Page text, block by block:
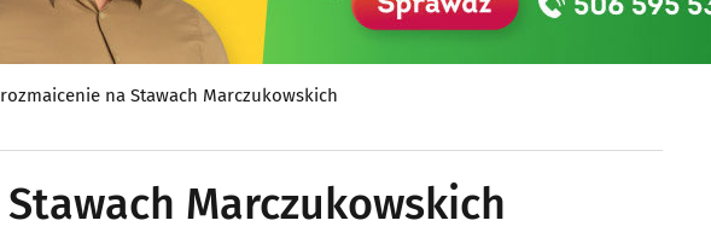
na Stawach Marczukowskich
Marczukowskich